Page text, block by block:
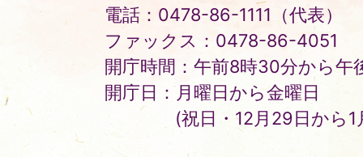
電話：0478-86-1111（代表）
ファックス：0478-86-4051
開庁時間：午前8時30分から午
開庁日：月曜日から金曜日
(祝日・12月29日から